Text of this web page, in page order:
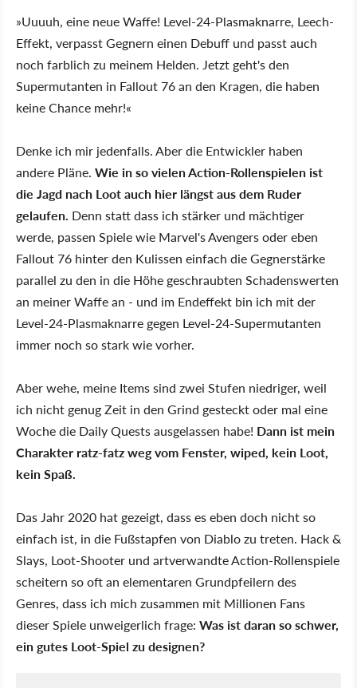
»Uuuuh, eine neue Waffe! Level-24-Plasmaknarre, Leech-
Effekt, verpasst Gegnern einen Debuff und passt auch
noch farblich zu meinem Helden. Jetzt geht's den
Supermutanten in Fallout 76 an den Kragen, die haben
keine Chance mehr!«
Denke ich mir jedenfalls. Aber die Entwickler haben
andere Pläne. Wie in so vielen Action-Rollenspielen ist
die Jagd nach Loot auch hier längst aus dem Ruder
gelaufen. Denn statt dass ich stärker und mächtiger
werde, passen Spiele wie Marvel's Avengers oder eben
Fallout 76 hinter den Kulissen einfach die Gegnerstärke
parallel zu den in die Höhe geschraubten Schadenswerten
an meiner Waffe an - und im Endeffekt bin ich mit der
Level-24-Plasmaknarre gegen Level-24-Supermutanten
immer noch so stark wie vorher.
Aber wehe, meine Items sind zwei Stufen niedriger, weil
ich nicht genug Zeit in den Grind gesteckt oder mal eine
Woche die Daily Quests ausgelassen habe! Dann ist mein
Charakter ratz-fatz weg vom Fenster, wiped, kein Loot,
kein Spaß.
Das Jahr 2020 hat gezeigt, dass es eben doch nicht so
einfach ist, in die Fußstapfen von Diablo zu treten. Hack &
Slays, Loot-Shooter und artverwandte Action-Rollenspiele
scheitern so oft an elementaren Grundpfeilern des
Genres, dass ich mich zusammen mit Millionen Fans
dieser Spiele unweigerlich frage: Was ist daran so schwer,
ein gutes Loot-Spiel zu designen?